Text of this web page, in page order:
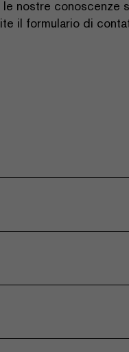
nostre conoscenze
il formulario di